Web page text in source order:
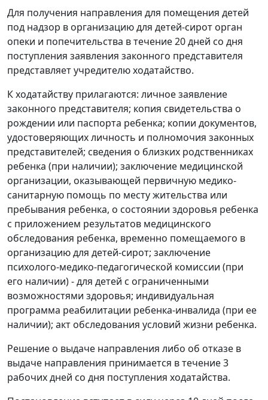
Для получения направления для помещения детей
под надзор в организацию для детей-сирот орган
опеки и попечительства в течение 20 дней со дня
поступления заявления законного представителя
представляет учредителю ходатайство.
К ходатайству прилагаются: личное заявление
законного представителя; копия свидетельства о
рождении или паспорта ребенка; копии документов,
удостоверяющих личность и полномочия законных
представителей; сведения о близких родственниках
ребенка (при наличии); заключение медицинской
организации, оказывающей первичную медико-
санитарную помощь по месту жительства или
пребывания ребенка, о состоянии здоровья ребенка
с приложением результатов медицинского
обследования ребенка, временно помещаемого в
организацию для детей-сирот; заключение
психолого-медико-педагогической комиссии (при
его наличии) - для детей с ограниченными
возможностями здоровья; индивидуальная
программа реабилитации ребенка-инвалида (при ее
наличии); акт обследования условий жизни ребенка.
Решение о выдаче направления либо об отказе в
выдаче направления принимается в течение 3
рабочих дней со дня поступления ходатайства.